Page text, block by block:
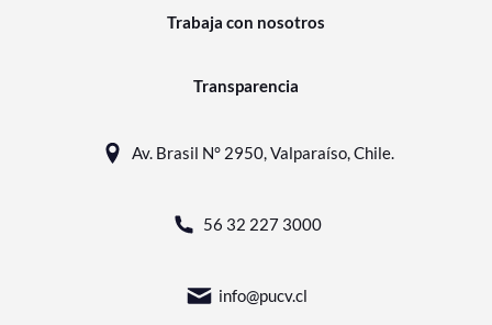
Trabaja con nosotros
Transparencia
Av. Brasil N° 2950, Valparaíso, Chile.
56 32 227 3000
info@pucv.cl